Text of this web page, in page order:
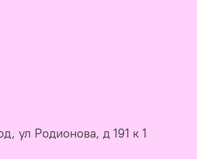
ул Родионова, д 191 к 1